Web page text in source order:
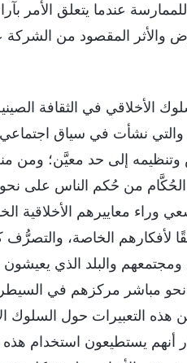
عندما يتعلق الأمر
والأثر المقصود من
الأخلاقي في الثقافة الصينية
والتي نشأت في سياق
وتنظيمه إلى حد معيَّن؛ ومن
من حُكم الناس على
وراء معاييرهم الأخلاقية
لأفكارهم الخاصة، والتصرُّف
والبلد الذي يعيشون
نحو مباشر مركزهم في
هذه التعبيرات حول السلوك
يستطيعون استخدام هذه